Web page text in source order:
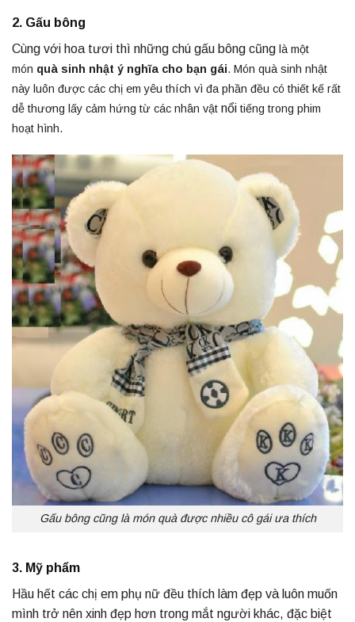
2. Gấu bông
Cùng với hoa tươi thì những chú gấu bông cũng là một
món quà sinh nhật ý nghĩa cho bạn gái. Món quà sinh nhật
này luôn được các chị em yêu thích vì đa phần đều có thiết kế rất
dễ thương lấy cảm hứng từ các nhân vật nổitiếng trong phim
hoạt hình.
Gấu bông cũng là món quà được nhiều cô gái ưa thích
3. Mỹ phẩm
Hầu hết các chị em phụ nữ đều thích làm đẹp và luôn muốn
mình trở nên xinh đẹp hơn trong mắt người khác, đặc biệt